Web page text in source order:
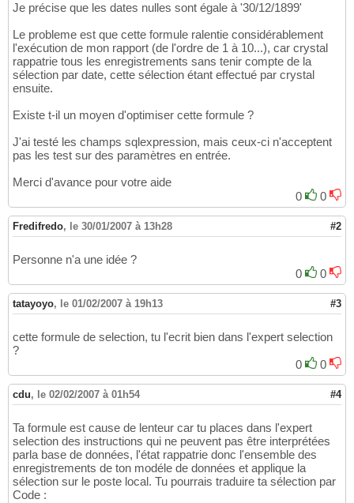
Je précise que les dates nulles sont égale à '30/12/1899'
Le probleme est que cette formule ralentie considérablement
l'exécution de mon rapport (de l'ordre de 1 à 10...), car crystal
rappatrie tous les enregistrements sans tenir compte de la
sélection par date, cette sélection étant effectué par crystal
ensuite.
Existe t-il un moyen d'optimiser cette formule ?
J'ai testé les champs sqlexpression, mais ceux-ci n'acceptent
pas les test sur des paramètres en entrée.
Merci d'avance pour votre aide
0
0
Fredifredo, le 30/01/2007 à 13h28 #2
Personne n'a une idée ?
0
0
tatayoyo, le 01/02/2007 à 19h13 #3
cette formule de selection, tu l'ecrit bien dans l'expert selection
?
0
0
cdu, le 02/02/2007 à 01h54 #4
Ta formule est cause de lenteur car tu places dans l'expert
selection des instructions qui ne peuvent pas être interprétées
parla base de données, l'état rappatrie donc l'ensemble des
enregistrements de ton modéle de données et applique la
sélection sur le poste local. Tu pourrais traduire ta sélection par
Code :